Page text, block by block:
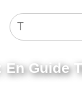
En Guide